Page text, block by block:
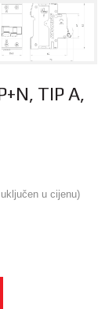
TIP A,
u cijenu)